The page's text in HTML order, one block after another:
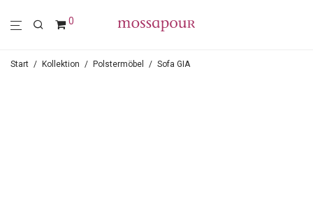
0
Start / Kollektion / Polstermöbel / Sofa GIA